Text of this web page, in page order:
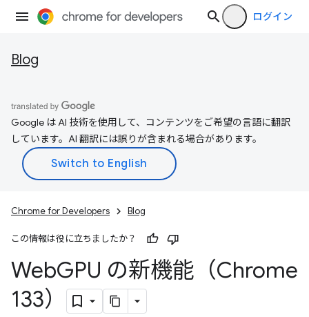
ログイン
Blog
Google は AI 技術を使用して、コンテンツをご希望の言語に翻訳
しています。AI 翻訳には誤りが含まれる場合があります。
Chrome for Developers Blog
この情報は役に立ちましたか？
WebGPU の新機能（Chrome
133）